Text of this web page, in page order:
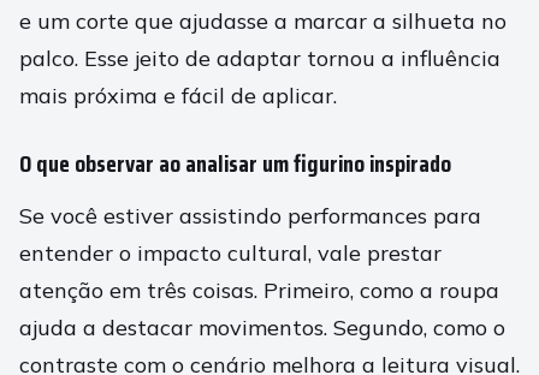
e um corte que ajudasse a marcar a silhueta no
palco. Esse jeito de adaptar tornou a influência
mais próxima e fácil de aplicar.
O que observar ao analisar um figurino inspirado
Se você estiver assistindo performances para
entender o impacto cultural, vale prestar
atenção em três coisas. Primeiro, como a roupa
ajuda a destacar movimentos. Segundo, como o
contraste com o cenário melhora a leitura visual.